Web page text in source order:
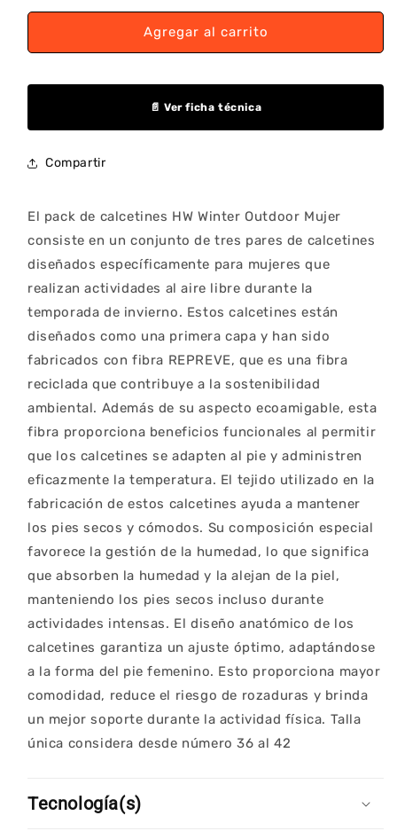
para
Calcetines
Winter
Unidades)
para
Pack
Calcetines
Winter
Outdoor
Agregar al carrito
📄 Ver ficha técnica
Compartir
El pack de calcetines HW Winter Outdoor Mujer
consiste en un conjunto de tres pares de calcetines
diseñados específicamente para mujeres que
realizan actividades al aire libre durante la
temporada de invierno. Estos calcetines están
diseñados como una primera capa y han sido
fabricados con fibra REPREVE, que es una fibra
reciclada que contribuye a la sostenibilidad
ambiental. Además de su aspecto ecoamigable, esta
fibra proporciona beneficios funcionales al permitir
que los calcetines se adapten al pie y administren
eficazmente la temperatura. El tejido utilizado en la
fabricación de estos calcetines ayuda a mantener
los pies secos y cómodos. Su composición especial
favorece la gestión de la humedad, lo que significa
que absorben la humedad y la alejan de la piel,
manteniendo los pies secos incluso durante
actividades intensas. El diseño anatómico de los
calcetines garantiza un ajuste óptimo, adaptándose
a la forma del pie femenino. Esto proporciona mayor
comodidad, reduce el riesgo de rozaduras y brinda
un mejor soporte durante la actividad física. Talla
única considera desde número 36 al 42
Tecnología(s)